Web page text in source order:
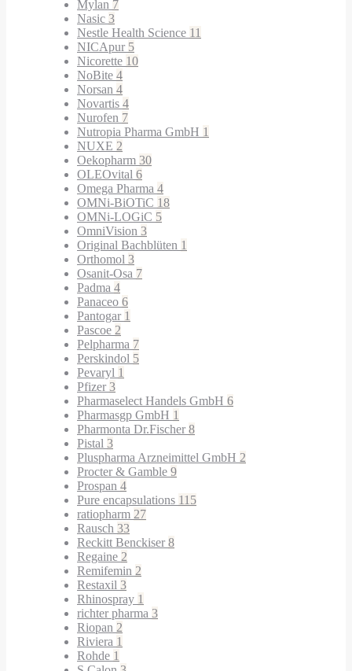
Mylan 7
Nasic 3
Nestle Health Science 11
NICApur 5
Nicorette 10
NoBite 4
Norsan 4
Novartis 4
Nurofen 7
Nutropia Pharma GmbH 1
NUXE 2
Oekopharm 30
OLEOvital 6
Omega Pharma 4
OMNi-BiOTiC 18
OMNi-LOGiC 5
OmniVision 3
Original Bachblüten 1
Orthomol 3
Osanit-Osa 7
Padma 4
Panaceo 6
Pantogar 1
Pascoe 2
Pelpharma 7
Perskindol 5
Pevaryl 1
Pfizer 3
Pharmaselect Handels GmbH 6
Pharmasgp GmbH 1
Pharmonta Dr.Fischer 8
Pistal 3
Pluspharma Arzneimittel GmbH 2
Procter & Gamble 9
Prospan 4
Pure encapsulations 115
ratiopharm 27
Rausch 33
Reckitt Benckiser 8
Regaine 2
Remifemin 2
Restaxil 3
Rhinospray 1
richter pharma 3
Riopan 2
Riviera 1
Rohde 1